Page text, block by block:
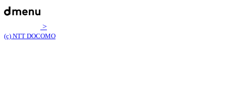
>
(c) NTT DOCOMO